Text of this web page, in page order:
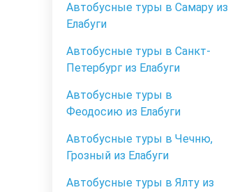
Автобусные туры в Самару из
Елабуги
Автобусные туры в Санкт-
Петербург из Елабуги
Автобусные туры в
Феодосию из Елабуги
Автобусные туры в Чечню,
Грозный из Елабуги
Автобусные туры в Ялту из